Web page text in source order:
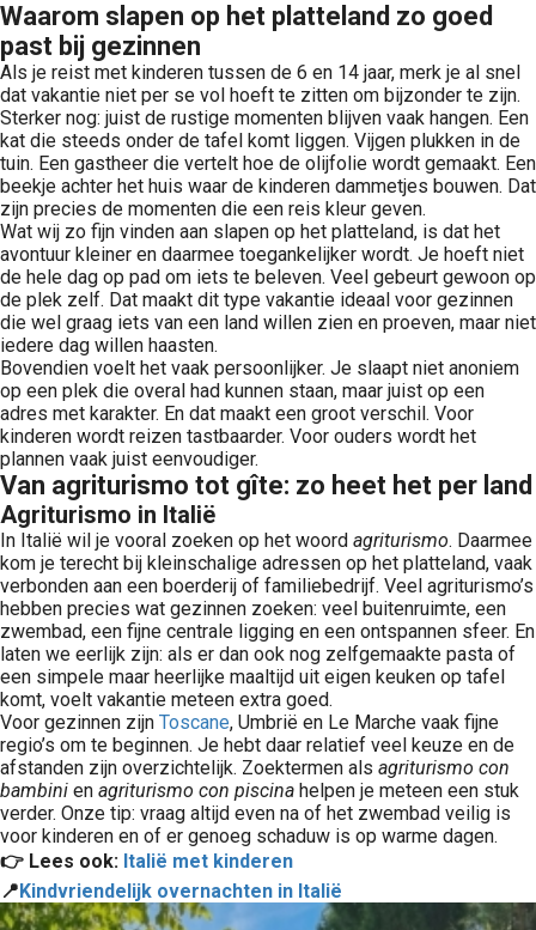
Waarom slapen op het platteland zo goed
past bij gezinnen
Als je reist met kinderen tussen de 6 en 14 jaar, merk je al snel
dat vakantie niet per se vol hoeft te zitten om bijzonder te zijn.
Sterker nog: juist de rustige momenten blijven vaak hangen. Een
kat die steeds onder de tafel komt liggen. Vijgen plukken in de
tuin. Een gastheer die vertelt hoe de olijfolie wordt gemaakt. Een
beekje achter het huis waar de kinderen dammetjes bouwen. Dat
zijn precies de momenten die een reis kleur geven.
Wat wij zo fijn vinden aan slapen op het platteland, is dat het
avontuur kleiner en daarmee toegankelijker wordt. Je hoeft niet
de hele dag op pad om iets te beleven. Veel gebeurt gewoon op
de plek zelf. Dat maakt dit type vakantie ideaal voor gezinnen
die wel graag iets van een land willen zien en proeven, maar niet
iedere dag willen haasten.
Bovendien voelt het vaak persoonlijker. Je slaapt niet anoniem
op een plek die overal had kunnen staan, maar juist op een
adres met karakter. En dat maakt een groot verschil. Voor
kinderen wordt reizen tastbaarder. Voor ouders wordt het
plannen vaak juist eenvoudiger.
Van agriturismo tot gîte: zo heet het per land
Agriturismo in Italië
In Italië wil je vooral zoeken op het woord agriturismo. Daarmee
kom je terecht bij kleinschalige adressen op het platteland, vaak
verbonden aan een boerderij of familiebedrijf. Veel agriturismo’s
hebben precies wat gezinnen zoeken: veel buitenruimte, een
zwembad, een fijne centrale ligging en een ontspannen sfeer. En
laten we eerlijk zijn: als er dan ook nog zelfgemaakte pasta of
een simpele maar heerlijke maaltijd uit eigen keuken op tafel
komt, voelt vakantie meteen extra goed.
Voor gezinnen zijn Toscane, Umbrië en Le Marche vaak fijne
regio’s om te beginnen. Je hebt daar relatief veel keuze en de
afstanden zijn overzichtelijk. Zoektermen als agriturismo con
bambini en agriturismo con piscina helpen je meteen een stuk
verder. Onze tip: vraag altijd even na of het zwembad veilig is
voor kinderen en of er genoeg schaduw is op warme dagen.
👉 Lees ook: Italië met kinderen
📍Kindvriendelijk overnachten in Italië